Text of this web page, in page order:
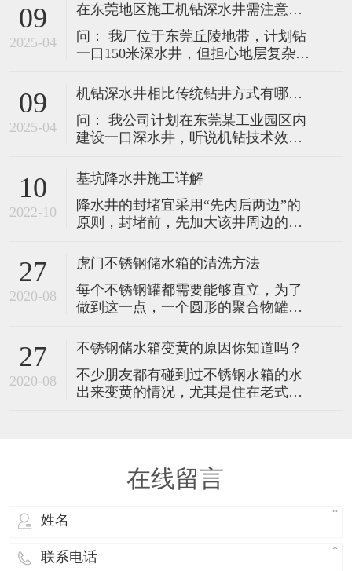
09
2025-04
在东莞地区施工机钻深水井需注意哪些要点？如何延长水井使用寿命？
问： 我厂位于东莞丘陵地带，计划钻
一口150米深水井，但担心地层复杂影
哪些问题？后续应如何维护以保障长
期供水稳定？ 答： 针对东莞地区常见
的地质特点（如上部松散砂层、中部
风化岩、深层裂隙水），结合我司多
一、复杂地层施工的三大
09
2025-04
机钻深水井相比传统钻井方式有哪些核心优势？施工中如何保障成井质量？
问： 我公司计划在东莞某工业园区内
建设一口深水井，听说机钻技术效率
程中如何确保成井质量和用水安全？
答： 机钻深水井技术凭借其高效性、
精准性和适应性，已成为工业及民用
供水领域的首选方案。以下是其核心
一、机钻深水井的四大核心优势
10
2022-10
基坑降水井施工详解
降水井的封堵宜采用“先内后两边”的
原则，封堵前，先加大该井周边的降
进行封堵，对最后封堵的降水 井，应
慎重处理。具体封井顺序及时间要根
据现场观测及设计要求确定，完整施
工流程如下： 一、降水方案设计 1、
实际情况进行降水方案设计。
27
2020-08
虎门不锈钢储水箱的清洗方法
每个不锈钢罐都需要能够直立，为了
做到这一点，一个圆形的聚合物罐可
罐必须放置在坚固和紧凑的基础上。
由于金属水箱结构美观，在地基上安
装金属水箱非常重要。 它很重，一旦
坠落就会立即影响它的结构完整性。
27
2020-08
不锈钢储水箱变黄的原因你知道吗？
不少朋友都有碰到过不锈钢水箱的水
出来变黄的情况，尤其是住在老式建
出来的水变黄的情况，千万不要继续
引用或者用于煮食。那么不锈钢水箱
在线留言